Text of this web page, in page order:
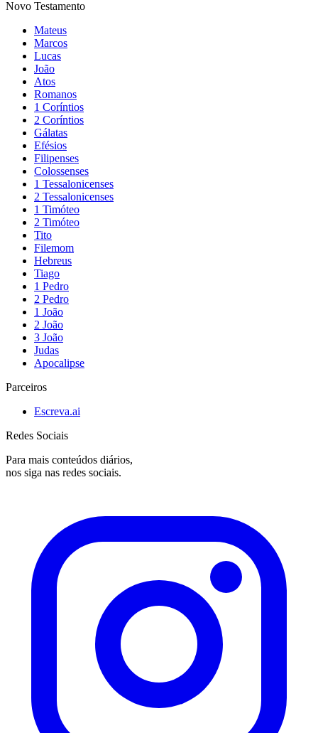
Novo Testamento
Mateus
Marcos
Lucas
João
Atos
Romanos
1 Coríntios
2 Coríntios
Gálatas
Efésios
Filipenses
Colossenses
1 Tessalonicenses
2 Tessalonicenses
1 Timóteo
2 Timóteo
Tito
Filemom
Hebreus
Tiago
1 Pedro
2 Pedro
1 João
2 João
3 João
Judas
Apocalipse
Parceiros
Escreva.ai
Redes Sociais
Para mais conteúdos diários,
nos siga nas redes sociais.